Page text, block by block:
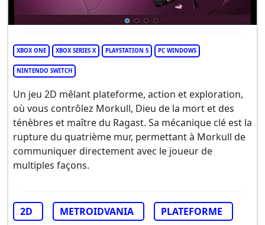
XBOX ONE XBOX SERIES X PLAYSTATION 5 PC WINDOWS
NINTENDO SWITCH
Un jeu 2D mêlant plateforme, action et exploration,
où vous contrôlez Morkull, Dieu de la mort et des
ténèbres et maître du Ragast. Sa mécanique clé est la
rupture du quatrième mur, permettant à Morkull de
communiquer directement avec le joueur de
multiples façons.
2D METROIDVANIA
PLATEFORME